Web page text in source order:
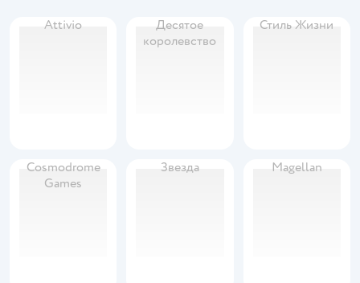
Attivio
Десятое
королевство
Стиль Жизни
Cosmodrome
Games
Звезда Magellan